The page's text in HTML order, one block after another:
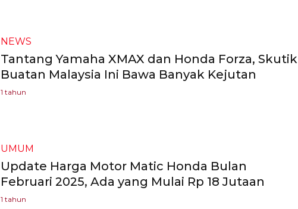
NEWS
Tantang Yamaha XMAX dan Honda Forza, Skutik
Buatan Malaysia Ini Bawa Banyak Kejutan
1 tahun
UMUM
Update Harga Motor Matic Honda Bulan
Februari 2025, Ada yang Mulai Rp 18 Jutaan
1 tahun